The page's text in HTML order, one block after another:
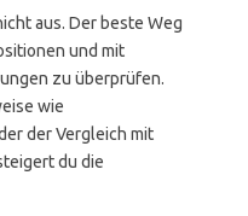
aus. Der beste Weg
und mit
zu überprüfen.
wie
der Vergleich mit
du die